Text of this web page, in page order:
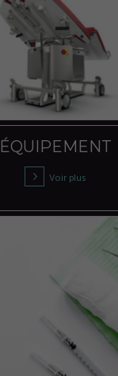
ÉQUIPEMENT
Voir plus